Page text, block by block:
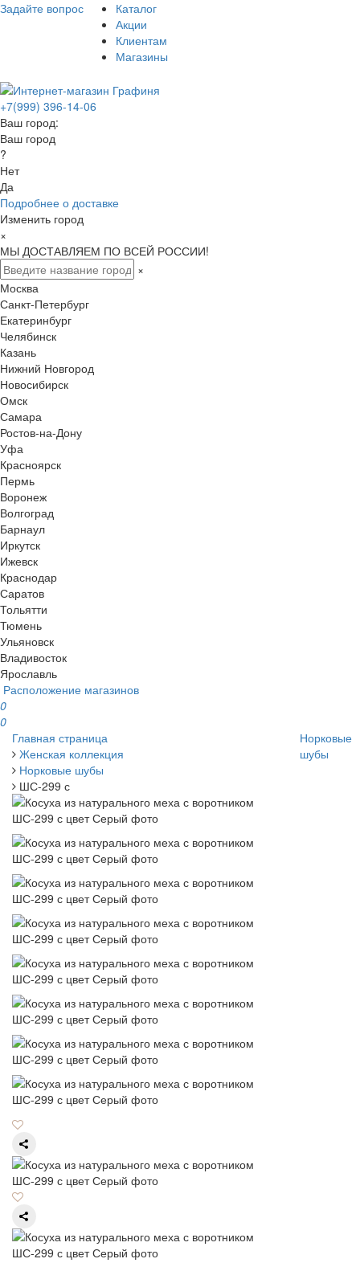
Задайте вопрос
Каталог
Акции
Клиентам
Магазины
+7(999) 396-14-06
Ваш город:
Ваш город
?
Нет
Да
Подробнее о доставке
Изменить город
×
МЫ ДОСТАВЛЯЕМ ПО ВСЕЙ РОССИИ!
×
Москва
Санкт-Петербург
Екатеринбург
Челябинск
Казань
Нижний Новгород
Новосибирск
Омск
Самара
Ростов-на-Дону
Уфа
Красноярск
Пермь
Воронеж
Волгоград
Барнаул
Иркутск
Ижевск
Краснодар
Саратов
Тольятти
Тюмень
Ульяновск
Владивосток
Ярославль
Расположение магазинов
0
0
Главная страница
Женская коллекция
Норковые шубы
ШС-299 с
Норковые
шубы